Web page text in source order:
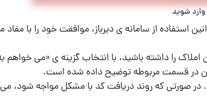
از سامانه ی دیرباز، موافقت خود را با مفاد
را داشته باشید، با انتخاب گزینه ی «می خواهم به
آن در قسمت مربوطه توضیح داده شده است.
در صورتی که روند دریافت کد با مشکل مواجه شود،